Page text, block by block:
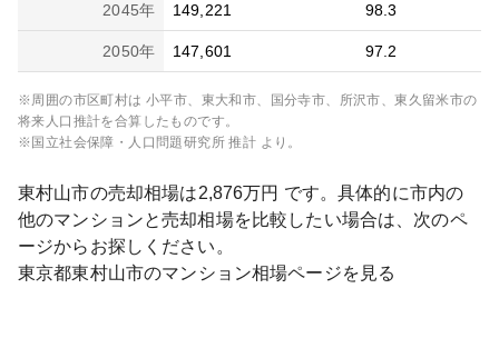
2045年 149,221 98.3
2050年 147,601 97.2
※周囲の市区町村は 小平市、東大和市、国分寺市、所沢市、東久留米市の
将来人口推計を合算したものです。
※国立社会保障・人口問題研究所 推計 より。
東村山市の売却相場は2,876万円 です。具体的に市内の
他のマンションと売却相場を比較したい場合は、次のペ
ージからお探しください。
東京都東村山市のマンション相場ページを見る